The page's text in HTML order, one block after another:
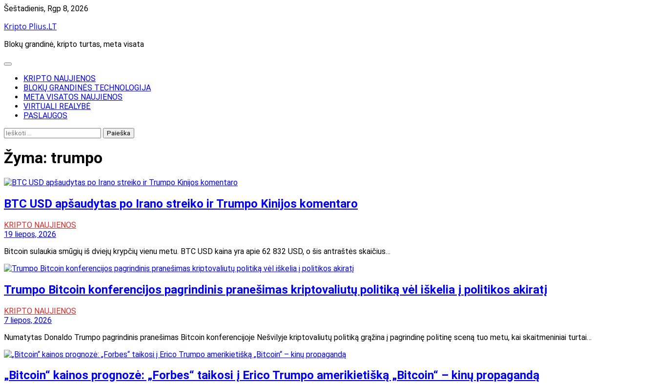
Skip
content
Šeštadienis, Rgp 8, 2026
Kripto Plius.LT
Blokų grandinė, kripto turtas, meta visata
KRIPTO NAUJIENOS
BLOKŲ GRANDINĖS TECHNOLOGIJA
META VISATOS NAUJIENOS
VIRTUALI REALYBĖ
PASLAUGOS
Ieškoti:
Žyma: trumpo
BTC USD apšaudytas po Irano streiko ir Trumpo Kinijos komentaro
KRIPTO NAUJIENOS
19 liepos, 2026
Bitcoin sulaukia smūgių iš dviejų krypčių vienu metu. BTC USD kaina yra apie 62 832 USD, o šis antraštės skaičius…
Trumpo Bitcoin konferencijos pagrindinis pranešimas kriptovaliutų politiką vėl iškelia į politikos akiratį
KRIPTO NAUJIENOS
7 liepos, 2026
Numatytas Donaldo Trumpo pagrindinis pranešimas Bitcoin konferencijoje Nešvilyje kriptovaliutų politiką grąžina į pagrindinę politinę sceną tuo metu, kai skaitmeniniai turtai…
„Bitcoin“ kainos prognozė: „Forbes“ taikosi į Erico Trumpo amerikietišką „Bitcoin“ – kinų propagandą